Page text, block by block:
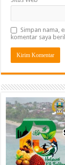
Simpan nama,
komentar saya